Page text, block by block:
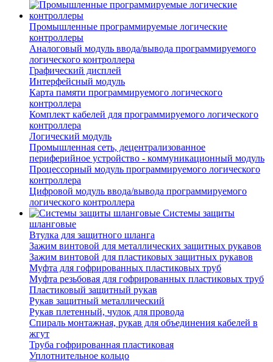
Промышленные программируемые логические
контроллеры
Аналоговый модуль ввода/вывода программируемого
логического контроллера
Графический дисплей
Интерфейсный модуль
Карта памяти программируемого логического
контроллера
Комплект кабелей для программируемого логического
контроллера
Логический модуль
Промышленная сеть, децентрализованное
периферийное устройство - коммуникационный модуль
Процессорный модуль программируемого логического
контроллера
Цифровой модуль ввода/вывода программируемого
логического контроллера
Системы защиты
шланговые
Втулка для защитного шланга
Зажим винтовой для металлических защитных рукавов
Зажим винтовой для пластиковых защитных рукавов
Муфта для гофрированных пластиковых труб
Муфта резьбовая для гофрированных пластиковых труб
Пластиковый защитный рукав
Рукав защитный металлический
Рукав плетенный, чулок для провода
Спираль монтажная, рукав для объединения кабелей в
жгут
Труба гофрированная пластиковая
Уплотнительное кольцо